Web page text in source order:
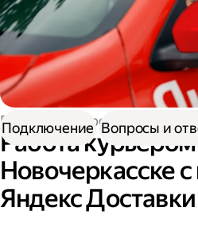
Работа курьером Работа
Работа
Новочеркасске
Яндекс Доставки
Подключение Вопросы и